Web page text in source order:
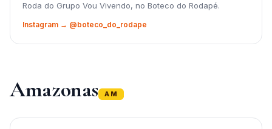
Roda do Grupo Vou Vivendo, no Boteco do Rodapé.
Instagram → @boteco_do_rodape
Amazonas AM